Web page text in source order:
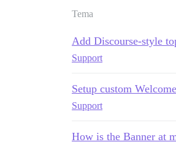
Tema
Add Discourse-style
Support
Setup custom
Support
How is the Banner at